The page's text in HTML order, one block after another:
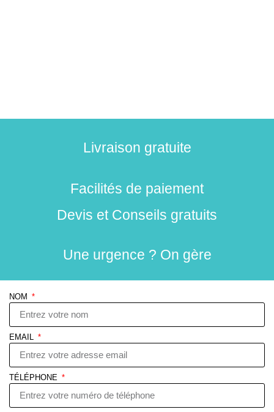
Livraison gratuite
Facilités de paiement
Devis et Conseils gratuits
Une urgence ? On gère
NOM
EMAIL
TÉLÉPHONE